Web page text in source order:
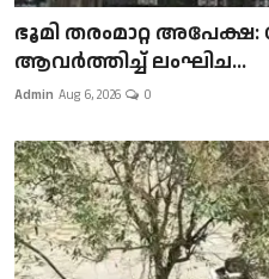
ഭൂമി തരംമാറ്റ
ആവർത്തിച്ച് ലംഘിച...
Admin Aug 6, 2026 0